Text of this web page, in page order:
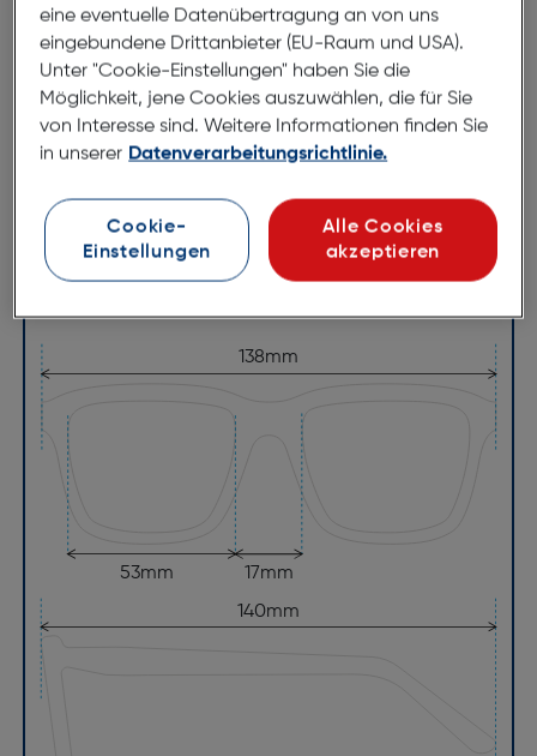
Formensprache.
Abmessungen
Brillenbreite:138mm
Steg:17mm
Glasbreite:53mm
Bügellänge:
138mm
17mm
53mm
140mm
eine eventuelle Datenübertragung an von uns
eingebundene Drittanbieter (EU-Raum und USA).
Unter "Cookie-Einstellungen" haben Sie die
Möglichkeit, jene Cookies auszuwählen, die für Sie
von Interesse sind. Weitere Informationen finden Sie
in unserer Datenverarbeitungsrichtlinie.
Cookie-
Einstellungen
Alle Cookies
akzeptieren